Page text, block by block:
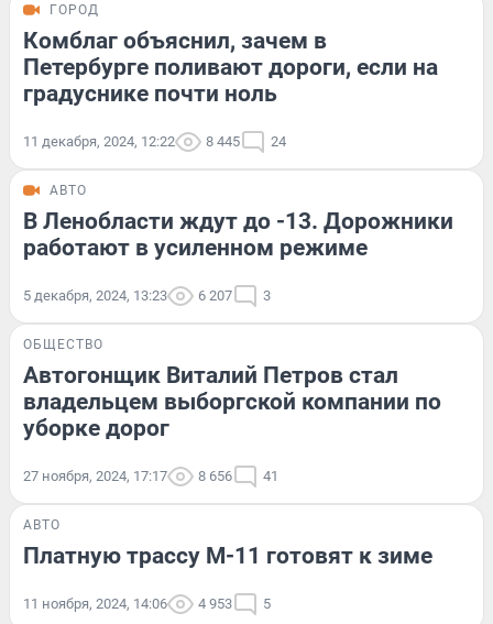
ГОРОД
Комблаг объяснил, зачем в
Петербурге поливают дороги, если на
градуснике почти ноль
11 декабря, 2024, 12:22 8 445 24
АВТО
В Ленобласти ждут до -13. Дорожники
работают в усиленном режиме
5 декабря, 2024, 13:23 6 207 3
ОБЩЕСТВО
Автогонщик Виталий Петров стал
владельцем выборгской компании по
уборке дорог
27 ноября, 2024, 17:17 8 656 41
АВТО
Платную трассу М-11 готовят к зиме
11 ноября, 2024, 14:06 4 953 5